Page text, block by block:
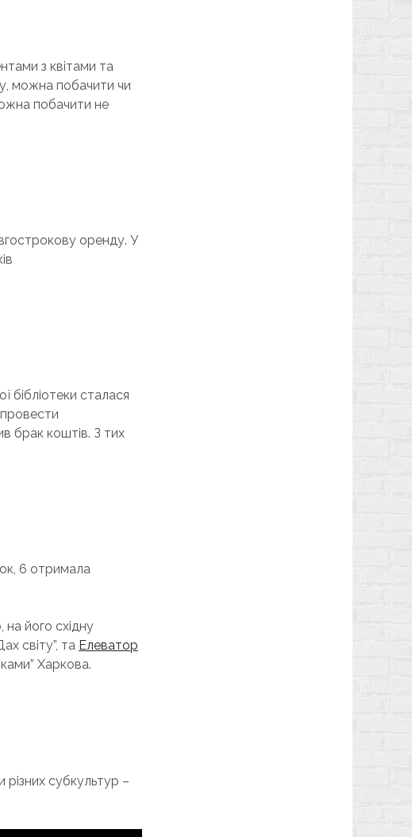
з квітами та
можна побачити чи
побачити не
оренду. У
бібліотеки сталася
брак коштів. З тих
6 отримала
на його східну
світу”, та Елеватор
Харкова.
субкультур –